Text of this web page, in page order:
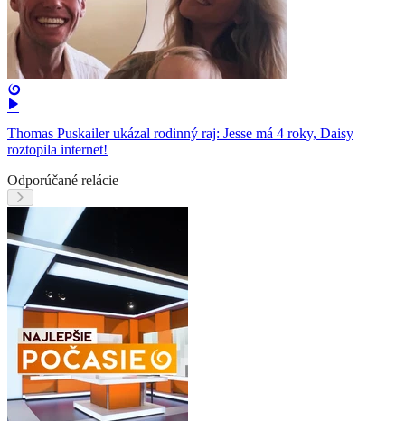
Thomas Puskailer ukázal rodinný raj: Jesse má 4 roky, Daisy
roztopila internet!
Odporúčané relácie